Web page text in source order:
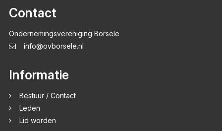
Contact
Ondernemingsvereniging Borsele
info@ovborsele.nl
Informatie
Bestuur / Contact
Leden
Lid worden